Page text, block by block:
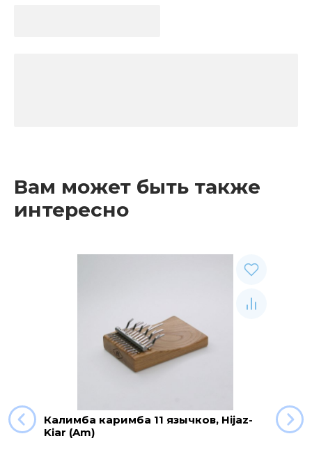
Вам может быть также
интересно
Калимба каримба 11 язычков, Hijaz-
Kiar (Am)